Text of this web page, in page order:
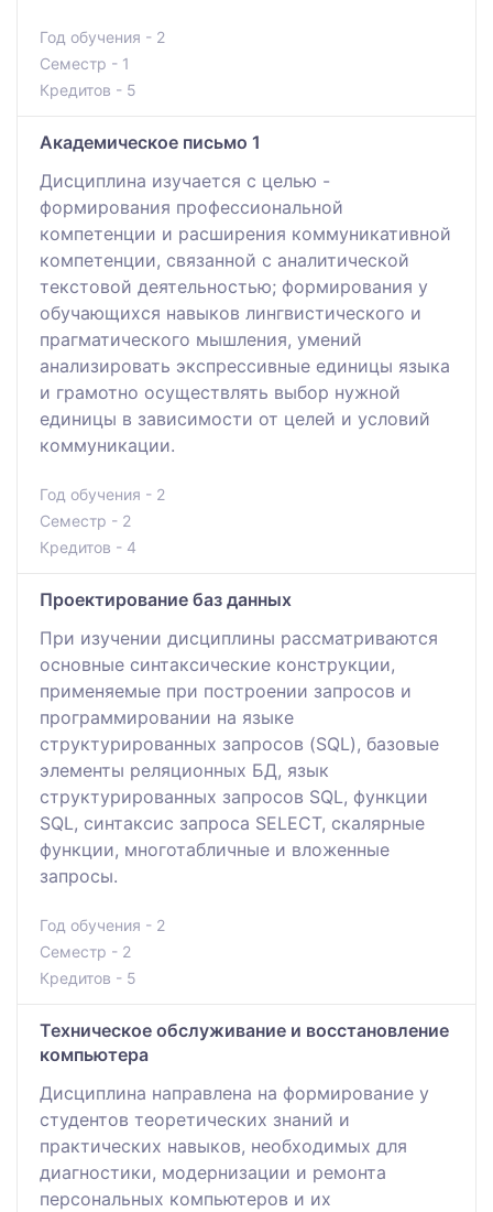
Год обучения - 2
Семестр - 1
Кредитов - 5
Академическое письмо 1
Дисциплина изучается с целью -
формирования профессиональной
компетенции и расширения коммуникативной
компетенции, связанной с аналитической
текстовой деятельностью; формирования у
обучающихся навыков лингвистического и
прагматического мышления, умений
анализировать экспрессивные единицы языка
и грамотно осуществлять выбор нужной
единицы в зависимости от целей и условий
коммуникации.
Год обучения - 2
Семестр - 2
Кредитов - 4
Проектирование баз данных
При изучении дисциплины рассматриваются
основные синтаксические конструкции,
применяемые при построении запросов и
программировании на языке
структурированных запросов (SQL), базовые
элементы реляционных БД, язык
структурированных запросов SQL, функции
SQL, синтаксис запроса SELECT, скалярные
функции, многотабличные и вложенные
запросы.
Год обучения - 2
Семестр - 2
Кредитов - 5
Техническое обслуживание и восстановление
компьютера
Дисциплина направлена на формирование у
студентов теоретических знаний и
практических навыков, необходимых для
диагностики, модернизации и ремонта
персональных компьютеров и их